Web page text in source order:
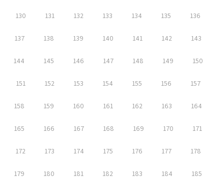
130 131 132 133 134 135 136
137 138 139 140 141 142 143
144 145 146 147 148 149 150
151 152 153 154 155 156 157
158 159 160 161 162 163 164
165 166 167 168 169 170 171
172 173 174 175 176 177 178
179 180 181 182 183 184 185